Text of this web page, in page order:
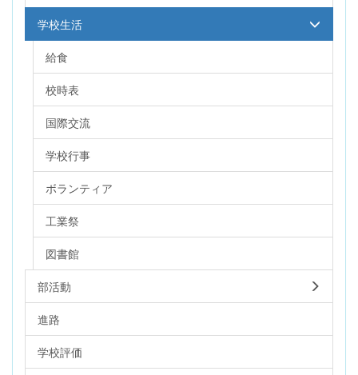
学校生活
給食
校時表
国際交流
学校行事
ボランティア
工業祭
図書館
部活動
進路
学校評価